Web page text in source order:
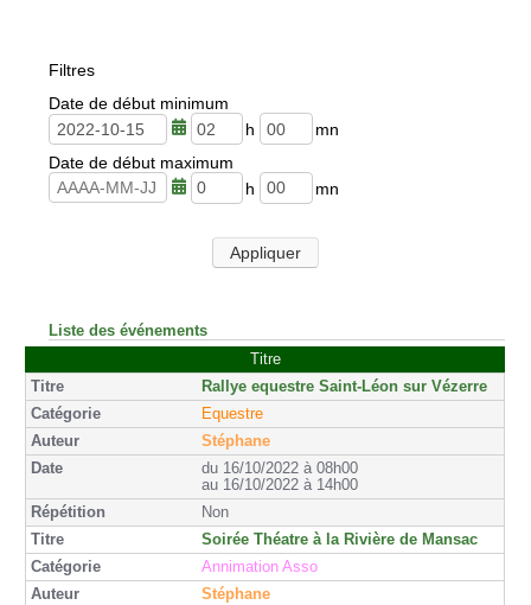
Filtres
Date de début minimum
h
e
u
r
i
n
u
e
s
Date de début maximum
n
u
Appliquer
Liste des événements
Titre
Rallye equestre Saint-Léon sur Vézerre
Equestre
Stéphane
du 16/10/2022 à 08h00
au 16/10/2022 à 14h00
Non
Soirée Théatre à la Rivière de Mansac
Annimation Asso
Stéphane